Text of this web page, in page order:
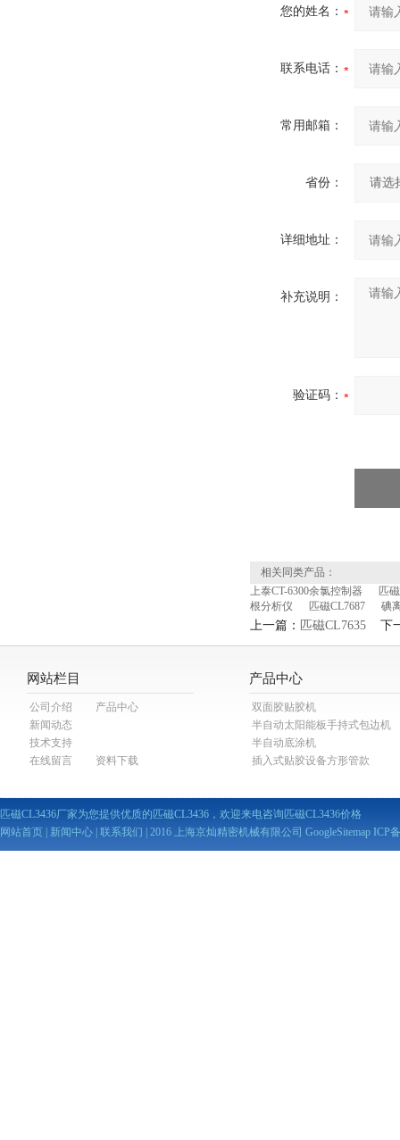
您的姓名：
联系电话：
常用邮箱：
省份：
详细地址：
补充说明：
验证码：
相关同类产品：
上泰CT-6300余氯控制器
匹
根分析仪
匹磁CL7687 碘
上一篇： 匹磁CL7635 下
网站栏目
公司介绍
产品中心
新闻动态
技术支持
在线留言
资料下载
产品中心
双面胶贴胶机
半自动太阳能板手持式包边机
半自动底涂机
插入式贴胶设备方形管款
匹磁CL3436厂家为您提供优质的匹磁CL3436，欢迎来电咨询匹磁CL3436价格
网站首页
新闻中心 联系我们 | 2016 上海京灿精密机械有限公司 GoogleSitemap ICP